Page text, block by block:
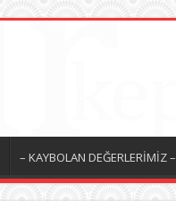
– KAYBOLAN DEĞERLERİMİZ –